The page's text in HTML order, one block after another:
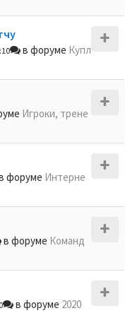
в форуме Купл
Игроки, трене
форуме Интерне
в форуме Команд
в форуме 2020